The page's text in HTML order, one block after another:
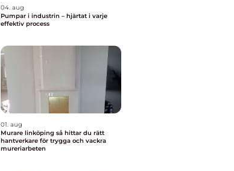
04. aug
Pumpar i industrin – hjärtat i varje
effektiv process
01. aug
Murare linköping så hittar du rätt
hantverkare för trygga och vackra
mureriarbeten